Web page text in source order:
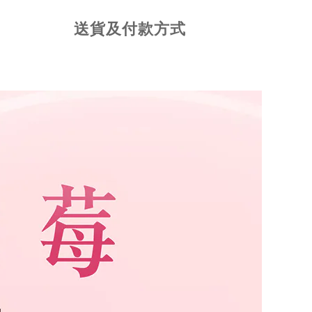
送貨及付款方式